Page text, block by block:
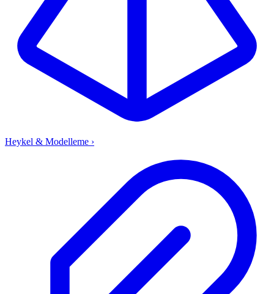
Heykel & Modelleme ›